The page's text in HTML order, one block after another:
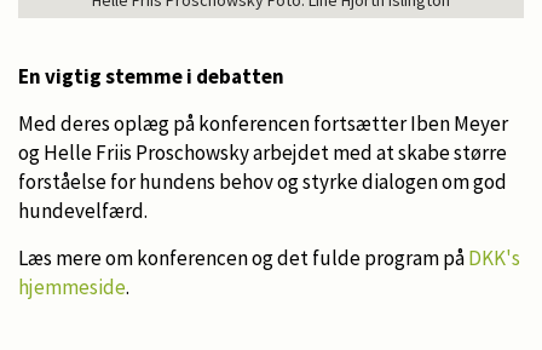
En vigtig stemme i debatten
Med deres oplæg på konferencen fortsætter Iben Meyer
og Helle Friis Proschowsky arbejdet med at skabe større
forståelse for hundens behov og styrke dialogen om god
hundevelfærd.
Læs mere om konferencen og det fulde program påDKK's
hjemmeside.